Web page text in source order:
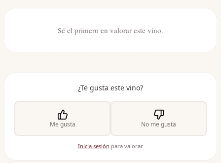
Sé el primero en valorar este vino.
¿Te gusta este vino?
Me gusta No me gusta
Inicia sesión para valorar